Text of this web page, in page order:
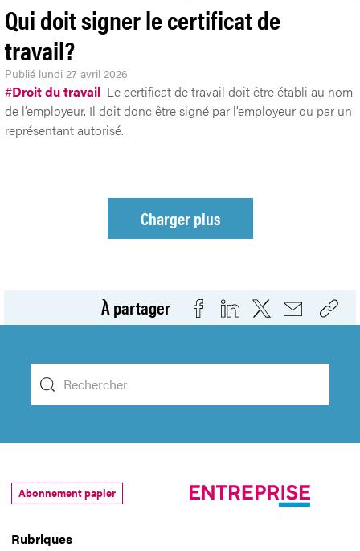
Qui doit signer le certificat de
travail?
Publié lundi 27 avril 2026
#Droit du travail Le certificat de travail doit être établi au nom
de l’employeur. Il doit donc être signé par l’employeur ou par un
représentant autorisé.
Charger plus
À partager
Rubriques
Abonnement papier